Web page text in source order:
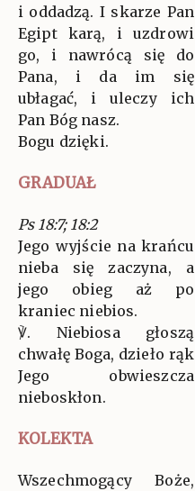
i oddadzą. I skarze Pan
Egipt karą, i uzdrowi
go, i nawrócą się do
Pana, i da im się
ubłagać, i uleczy ich
Pan Bóg nasz.
Bogu dzięki.
GRADUAŁ
Ps 18:7; 18:2
Jego wyjście na krańcu
nieba się zaczyna, a
jego obieg aż po
kraniec niebios.
℣. Niebiosa głoszą
chwałę Boga, dzieło rąk
Jego obwieszcza
nieboskłon.
KOLEKTA
Wszechmogący Boże,